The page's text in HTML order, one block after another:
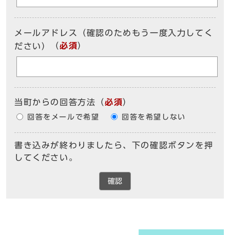
メールアドレス（確認のためもう一度入力してく
ださい）
（必須）
当町からの回答方法 （必須）
回答をメールで希望 回答を希望しない
書き込みが終わりましたら、下の確認ボタンを押
してください。
確認